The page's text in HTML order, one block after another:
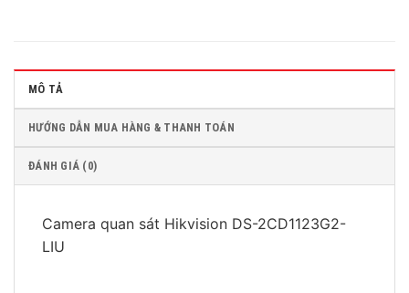
MÔ TẢ
HƯỚNG DẪN MUA HÀNG & THANH TOÁN
ĐÁNH GIÁ (0)
Camera quan sát Hikvision DS-2CD1123G2-
LIU